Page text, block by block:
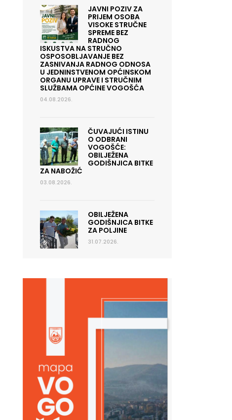
JAVNI POZIV ZA
PRIJEM OSOBA
VISOKE STRUČNE
SPREME BEZ
RADNOG
ISKUSTVA NA STRUČNO
OSPOSOBLJAVANJE BEZ
ZASNIVANJA RADNOG ODNOSA
U JEDNINSTVENOM OPĆINSKOM
ORGANU UPRAVE I STRUČNIM
SLUŽBAMA OPĆINE VOGOŠĆA
04.08.2026.
ČUVAJUĆI ISTINU
O ODBRANI
VOGOŠĆE:
OBILJEŽENA
GODIŠNJICA BITKE
ZA NABOŽIĆ
03.08.2026.
OBILJEŽENA
GODIŠNJICA BITKE
ZA POLJINE
31.07.2026.